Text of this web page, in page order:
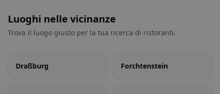
Luoghi nelle vicinanze
Trova il luogo giusto per la tua ricerca di ristoranti.
Draßburg Forchtenstein